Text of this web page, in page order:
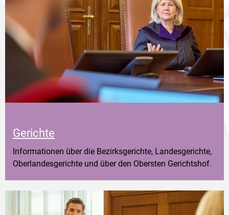
Gerichte
Informationen über die Bezirksgerichte, Landesgerichte,
Oberlandesgerichte und über den Obersten Gerichtshof.